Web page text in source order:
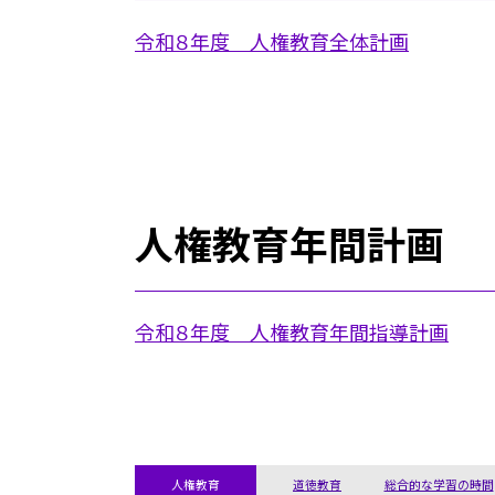
令和８年度 人権教育全体計画
人権教育年間計画
令和８年度 人権教育年間指導計画
人権教育 道徳教育 総合的な学習の時間